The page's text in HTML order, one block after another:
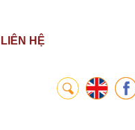
LIÊN HỆ